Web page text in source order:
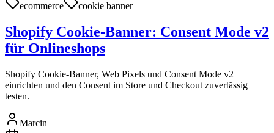
ecommerce cookie banner
Shopify Cookie-Banner: Consent Mode v2
für Onlineshops
Shopify Cookie-Banner, Web Pixels und Consent Mode v2
einrichten und den Consent im Store und Checkout zuverlässig
testen.
Marcin